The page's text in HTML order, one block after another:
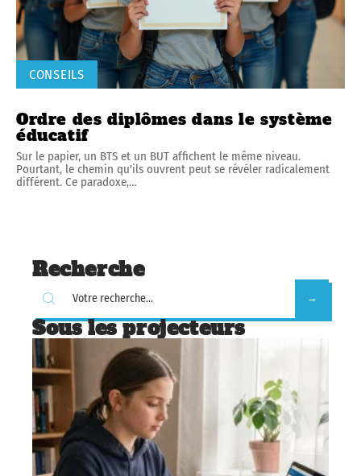
CONSEILS
Ordre des diplômes dans le système
éducatif
Sur le papier, un BTS et un BUT affichent le même niveau.
Pourtant, le chemin qu'ils ouvrent peut se révéler radicalement
différent. Ce paradoxe,…
Recherche
Sous les projecteurs